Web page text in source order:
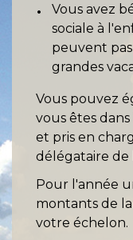
Vous avez
sociale à
peuvent
grandes
Vous pouvez
vous êtes
et pris en
délégataire
Pour l'année
montants de
votre échelon.